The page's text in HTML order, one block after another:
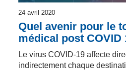
24 avril 2020
Quel avenir pour le
médical post COVID
Le virus COVID-19 affecte
indirectement chaque